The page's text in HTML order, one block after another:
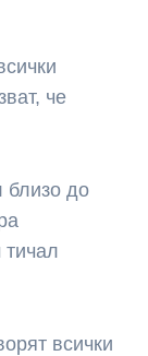
че
близо до
тичал
всички